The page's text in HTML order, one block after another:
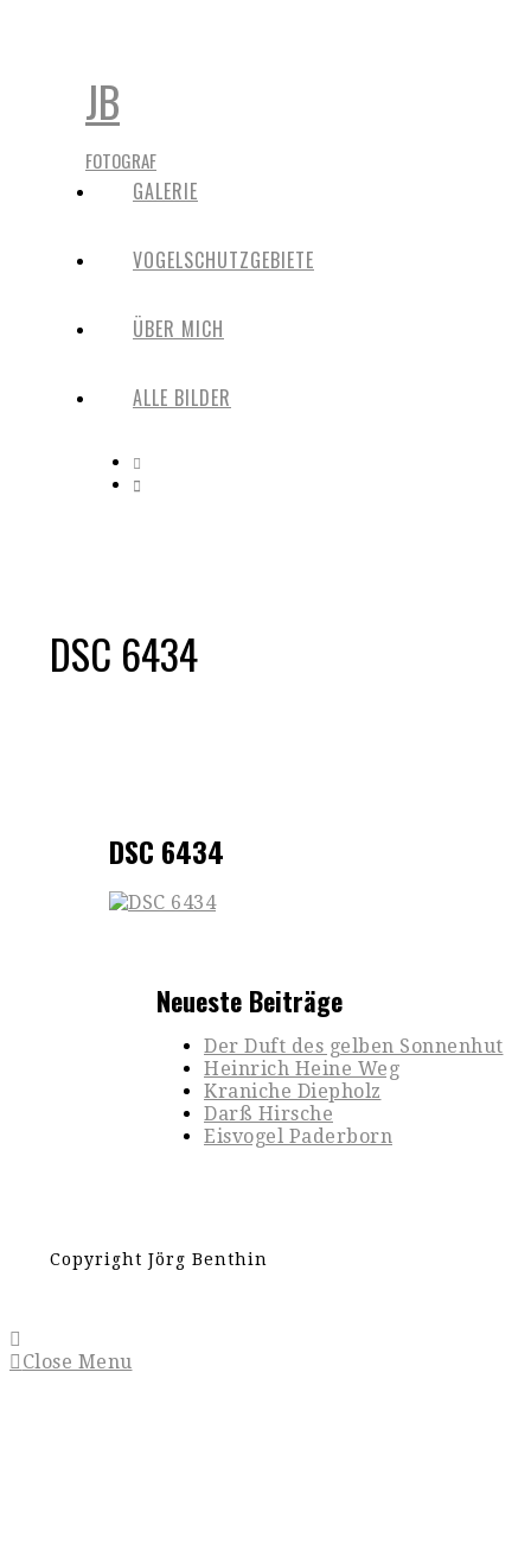
JB
FOTOGRAF
GALERIE
VOGELSCHUTZGEBIETE
ÜBER MICH
ALLE BILDER
DSC 6434
DSC 6434
Neueste Beiträge
Der Duft des gelben Sonnenhut
Heinrich Heine Weg
Kraniche Diepholz
Darß Hirsche
Eisvogel Paderborn
Copyright Jörg Benthin
Close Menu